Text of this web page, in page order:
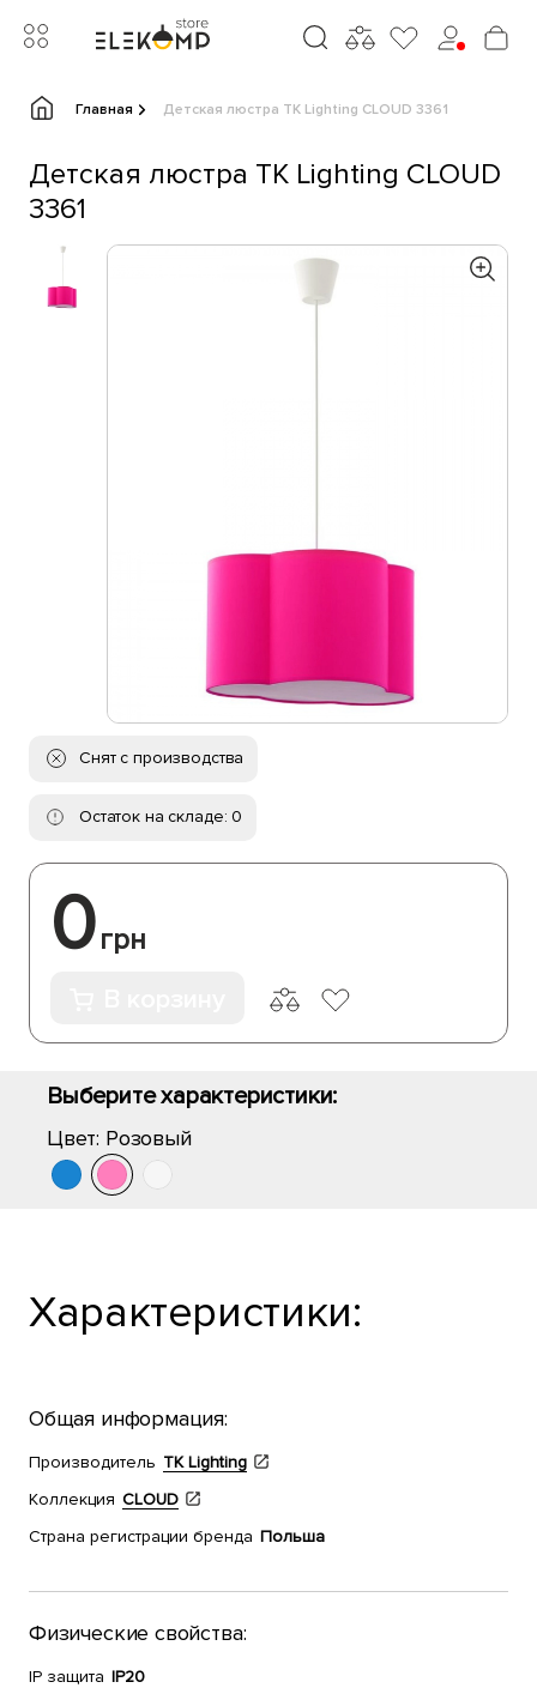
Главная Детская люстра TK Lighting CLOUD 3361
Детская люстра TK Lighting CLOUD
3361
Снят с производства
Остаток на складе: 0
0грн
Выберите характеристики:
Цвет: Розовый
Характеристики:
Общая информация:
Производитель TK Lighting
Коллекция CLOUD
Страна регистрации бренда Польша
Физические свойства:
IP защита IP20